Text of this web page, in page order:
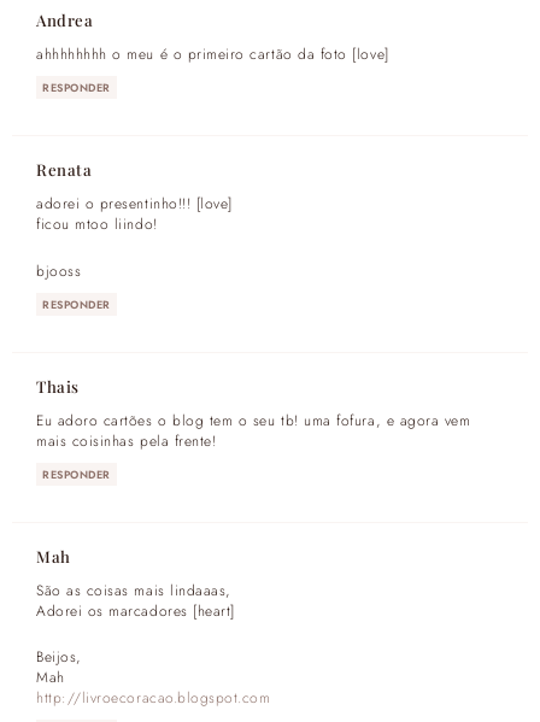
Andrea
ahhhhhhhh o meu é o primeiro cartão da foto [love]
RESPONDER
Renata
adorei o presentinho!!! [love]
ficou mtoo liindo!
bjooss
RESPONDER
Thais
Eu adoro cartões o blog tem o seu tb! uma fofura, e agora vem
mais coisinhas pela frente!
RESPONDER
Mah
São as coisas mais lindaaas,
Adorei os marcadores [heart]
Beijos,
Mah
http://livroecoracao.blogspot.com